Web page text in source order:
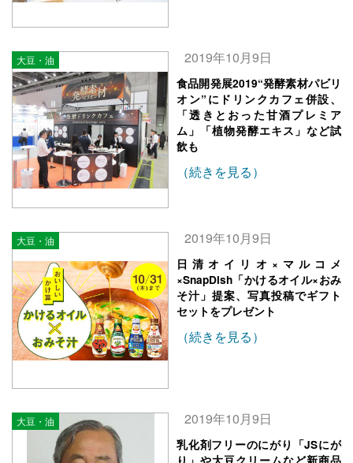
大豆・油 2019年10月9日
食品開発展2019“発酵素材パビリ
オン”にドリンクカフェ併設、
「透きとおった甘酒プレミア
ム」「植物発酵エキス」など試
飲も
（続きを見る）
大豆・油 2019年10月9日
日清オイリオ×マルコメ
×SnapDish「かけるオイル×おみ
そ汁」提案、写真投稿でギフト
セットをプレゼント
（続きを見る）
大豆・油 2019年10月9日
乳化剤フリーのにがり「JSにが